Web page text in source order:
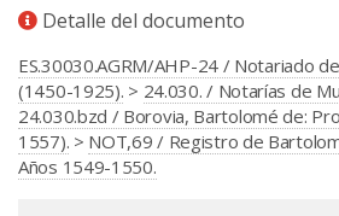
Detalle del documento
ES.30030.AGRM/AHP-24 / Notariado
(1450-1925). > 24.030. / Notarías de
24.030.bzd / Borovia, Bartolomé de:
1557). > NOT,69 / Registro de
Años 1549-1550.